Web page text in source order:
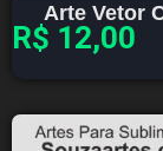
Arte Vetor
R$ 12,00